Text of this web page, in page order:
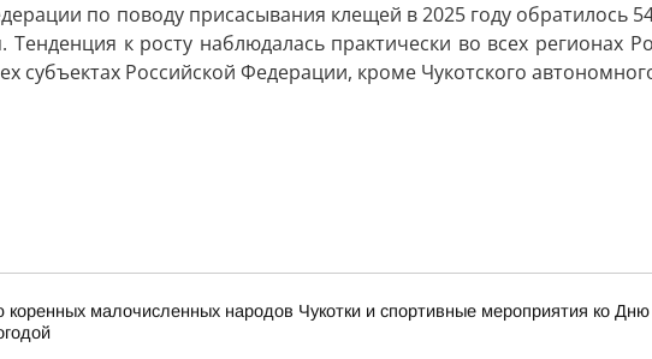
по поводу присасывания клещей в 2025 году обратилось
к росту наблюдалась практически во всех регионах
субъектах Российской Федерации, кроме Чукотского
малочисленных народов Чукотки и спортивные мероприятия ко Дню